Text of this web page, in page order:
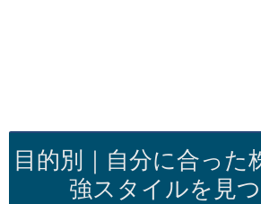
目的別｜自分に合った
強スタイルを見